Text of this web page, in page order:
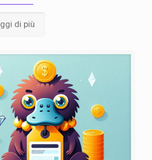
di più